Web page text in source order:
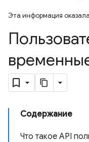
Эта информация
Содержание
Что такое API